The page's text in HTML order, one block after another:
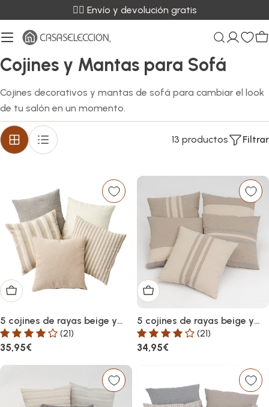
al
contenido
✌🏼 Envío y devolución gratis
C
o
l
e
c
n
Cojines y Mantas para Sofá
Cojines decorativos y mantas de sofá para cambiar el look
de tu salón en un momento.
13 productos Filtrar
Añadir al carrito
5 cojines de rayas beige y
gris de algodón de 45x45
cm con relleno
(21)
Precio
35,95€
Añadir al carrito
5 cojines de rayas beige y
marrón de algodón de
45x45 cm con relleno
(21)
Precio
34,95€